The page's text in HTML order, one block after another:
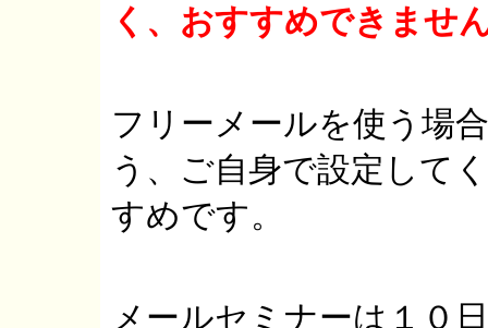
く、おすすめできませ
フリーメールを使う場
う、ご自身で設定して
すめです。
メールセミナーは１０